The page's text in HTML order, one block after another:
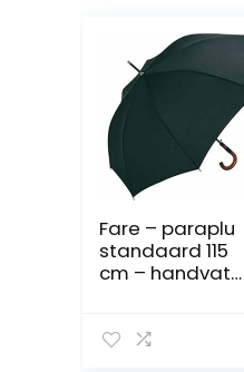
Fare – paraplu
standaard 115
cm – handvat
windproof –